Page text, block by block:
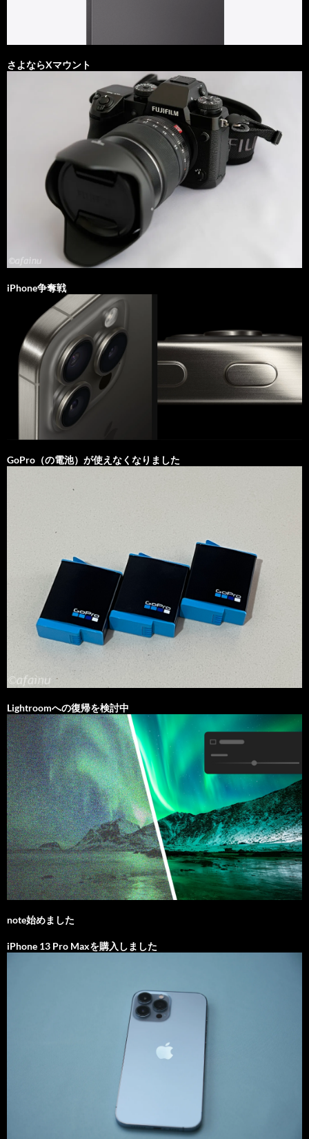
さよならXマウント
iPhone争奪戦
GoPro（の電池）が使えなくなりました
Lightroomへの復帰を検討中
note始めました
iPhone 13 Pro Maxを購入しました